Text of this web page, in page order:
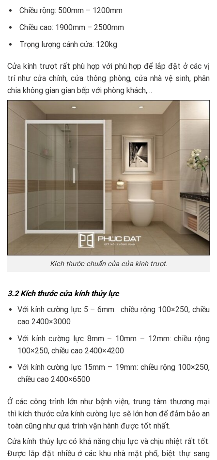
Chiều rộng: 500mm – 1200mm
Chiều cao: 1900mm – 2500mm
Trọng lượng cánh cửa: 120kg
Cửa kính trượt rất phù hợp với phù hợp để lắp đặt ở các vị
trí như cửa chính, cửa thông phòng, cửa nhà vệ sinh, phân
chia không gian gian bếp với phòng khách,…
Kích thước chuẩn của cửa kính trượt.
3.2 Kích thước cửa kính thủy lực
Với kính cường lực 5 – 6mm: chiều rộng 100×250, chiều
cao 2400×3000
Với kính cường lực 8mm – 10mm – 12mm: chiều rộng
100×250, chiều cao 2400×4200
Với kính cường lực 15mm – 19mm: chiều rộng 100×250,
chiều cao 2400×6500
Ở các công trình lớn như bệnh viện, trung tâm thương mại
thì kích thước cửa kính cường lực sẽ lớn hơn để đảm bảo an
toàn cũng như quá trình vận hành được tốt nhất.
Cửa kính thủy lực có khả năng chịu lực và chịu nhiệt rất tốt.
Được lắp đặt nhiều ở các khu nhà mặt phố, biệt thự sang